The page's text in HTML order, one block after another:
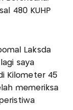
480 KUHP
Laksda
saya
Kilometer 45
memeriksa